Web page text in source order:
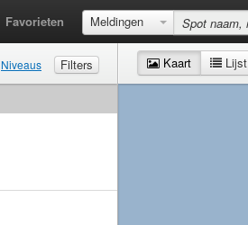
Favorieten Meldingen
Niveaus
Filters
Kaart Lijst